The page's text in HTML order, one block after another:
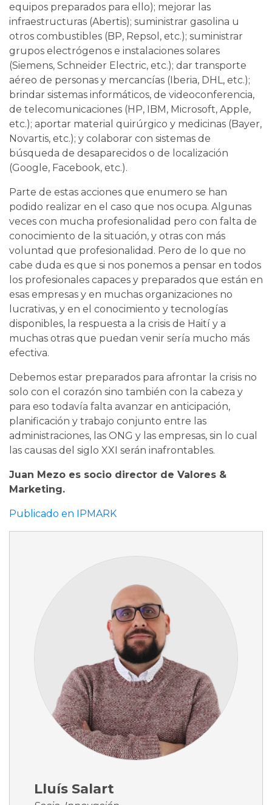
equipos preparados para ello); mejorar las
infraestructuras (Abertis); suministrar gasolina u
otros combustibles (BP, Repsol, etc.); suministrar
grupos electrógenos e instalaciones solares
(Siemens, Schneider Electric, etc.); dar transporte
aéreo de personas y mercancías (Iberia, DHL, etc.);
brindar sistemas informáticos, de videoconferencia,
de telecomunicaciones (HP, IBM, Microsoft, Apple,
etc.); aportar material quirúrgico y medicinas (Bayer,
Novartis, etc.); y colaborar con sistemas de
búsqueda de desaparecidos o de localización
(Google, Facebook, etc.).
Parte de estas acciones que enumero se han
podido realizar en el caso que nos ocupa. Algunas
veces con mucha profesionalidad pero con falta de
conocimiento de la situación, y otras con más
voluntad que profesionalidad. Pero de lo que no
cabe duda es que si nos ponemos a pensar en todos
los profesionales capaces y preparados que están en
esas empresas y en muchas organizaciones no
lucrativas, y en el conocimiento y tecnologías
disponibles, la respuesta a la crisis de Haití y a
muchas otras que puedan venir sería mucho más
efectiva.
Debemos estar preparados para afrontar la crisis no
solo con el corazón sino también con la cabeza y
para eso todavía falta avanzar en anticipación,
planificación y trabajo conjunto entre las
administraciones, las ONG y las empresas, sin lo cual
las causas del siglo XXI serán inafrontables.
Juan Mezo es socio director de Valores &
Marketing.
Publicado en IPMARK
Lluís Salart